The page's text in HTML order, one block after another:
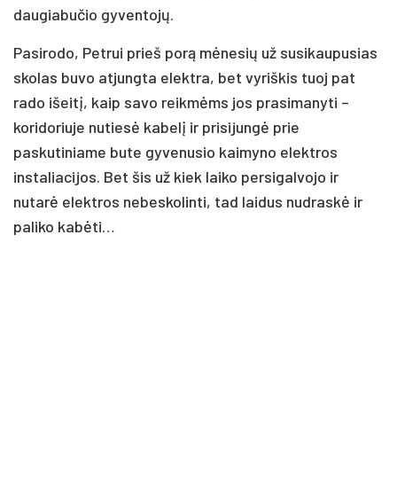
daugiabučio gyventojų.
Pasirodo, Petrui prieš porą mėnesių už susikaupusias
skolas buvo atjungta elektra, bet vyriškis tuoj pat
rado išeitį, kaip savo reikmėms jos prasimanyti –
koridoriuje nutiesė kabelį ir prisijungė prie
paskutiniame bute gyvenusio kaimyno elektros
instaliacijos. Bet šis už kiek laiko persigalvojo ir
nutarė elektros nebeskolinti, tad laidus nudraskė ir
paliko kabėti…